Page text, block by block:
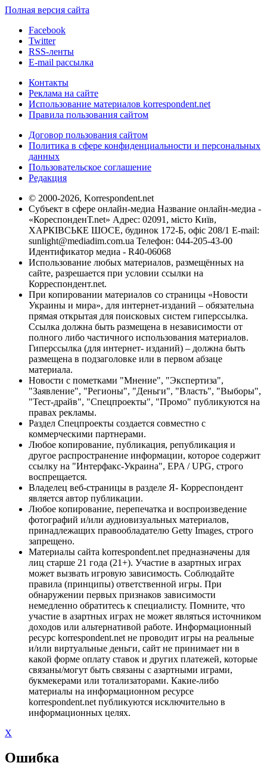
Полная версия сайта
Facebook
Twitter
RSS-ленты
E-mail рассылка
Контакты
Реклама на сайте
Использование материалов korrespondent.net
Правила пользования сайтом
Договор пользования сайтом
Политика в сфере конфиденциальности и персональных
данных
Пользовательское соглашение
Редакция
© 2000-2026, Korrespondent.net
Субъект в сфере онлайн-медиа Название онлайн-медиа -
«КореспонденТ.net» Адрес: 02091, місто Київ,
ХАРКІВСЬКЕ ШОСЕ, будинок 172-Б, офіс 208/1 E-mail:
sunlight@mediadim.com.ua Телефон: 044-205-43-00
Идентификатор медиа - R40-06068
Использование любых материалов, размещённых на
сайте, разрешается при условии ссылки на
Корреспондент.net.
При копировании материалов со страницы «Новости
Украины и мира», для интернет-изданий – обязательна
прямая открытая для поисковых систем гиперссылка.
Ссылка должна быть размещена в независимости от
полного либо частичного использования материалов.
Гиперссылка (для интернет- изданий) – должна быть
размещена в подзаголовке или в первом абзаце
материала.
Новости с пометками "Мнение", "Экспертиза",
"Заявление", "Регионы", "Деньги", "Власть", "Выборы",
"Тест-драйв", "Спецпроекты", "Промо" публикуются на
правах рекламы.
Раздел Спецпроекты создается совместно с
коммерческими партнерами.
Любое копирование, публикация, републикация и
другое распространение информации, которое содержит
ссылку на "Интерфакс-Украина", EPA / UPG, строго
воспрещается.
Владелец веб-страницы в разделе Я- Корреспондент
является автор публикации.
Любое копирование, перепечатка и воспроизведение
фотографий и/или аудиовизуальных материалов,
принадлежащих правообладателю Getty Images, строго
запрещено.
Материалы сайта korrespondent.net предназначены для
лиц старше 21 года (21+). Участие в азартных играх
может вызвать игровую зависимость. Соблюдайте
правила (принципы) ответственной игры. При
обнаружении первых признаков зависимости
немедленно обратитесь к специалисту. Помните, что
участие в азартных играх не может являться источником
доходов или альтернативой работе. Информационный
ресурс korrespondent.net не проводит игры на реальные
и/или виртуальные деньги, сайт не принимает ни в
какой форме оплату ставок и других платежей, которые
связаны/могут быть связаны с азартными играми,
букмекерами или тотализаторами. Какие-либо
материалы на информационном ресурсе
korrespondent.net публикуются исключительно в
информационных целях.
X
Ошибка